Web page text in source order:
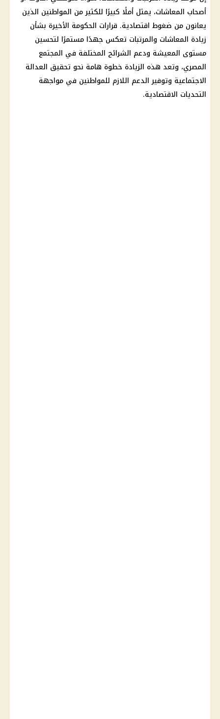
أصحاب المعاشات، يمثل أملًا كبيرًا للكثير من المواطنين الذين
يعانون من ضغوط اقتصادية. قرارات الحكومة الأخيرة بشأن
زيادة المعاشات والمرتبات تعكس جهدًا مستمرًا لتحسين
مستوى المعيشة ودعم الشرائح المختلفة في المجتمع
المصري، وتعد هذه الزيادة خطوة هامة نحو تحقيق العدالة
الاجتماعية وتوفير الدعم اللازم للمواطنين في مواجهة
التحديات الاقتصادية.